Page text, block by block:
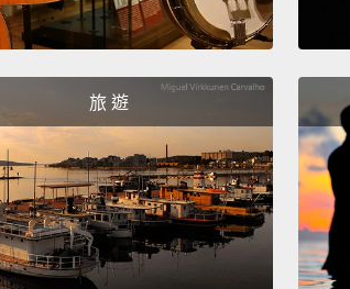
光滑的
酥脆的
Sharp!
很尖!
Sharp!
很尖!
旅 遊